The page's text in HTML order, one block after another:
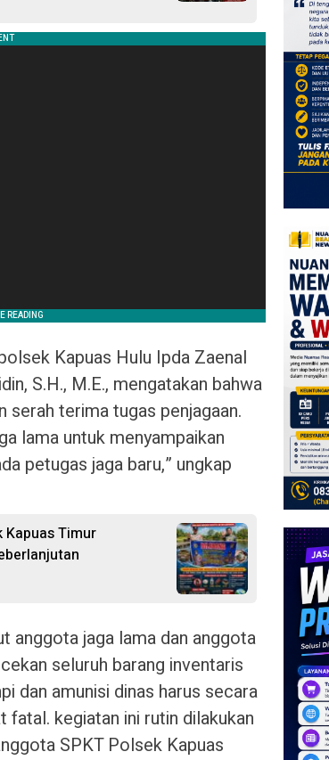
Kapuas Hulu Ipda Zaenal
S.H., M.E., mengatakan bahwa
terima tugas penjagaan.
lama untuk menyampaikan
petugas jaga baru,” ungkap
Kapuas Timur
anggota jaga lama dan anggota
seluruh barang inventaris
dan amunisi dinas harus secara
fatal. kegiatan ini rutin dilakukan
SPKT Polsek Kapuas